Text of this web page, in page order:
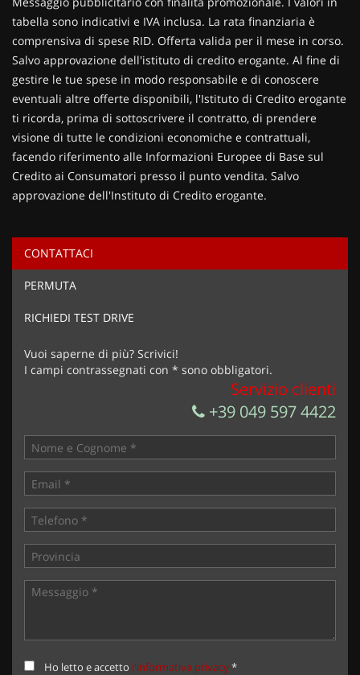
Ho letto e accettol'informativa privacy*
Acconsento al trattamento dei miei dati per finalità di
Invia la tua richiesta
tabella sono indicativi e IVA inclusa. La rata finanziaria è
comprensiva di spese RID. Offerta valida per il mese in corso.
Salvo approvazione dell'istituto di credito erogante. Al fine di
gestire le tue spese in modo responsabile e di conoscere
eventuali altre offerte disponibili, l'Istituto di Credito erogante
ti ricorda, prima di sottoscrivere il contratto, di prendere
visione di tutte le condizioni economiche e contrattuali,
facendo riferimento alle Informazioni Europee di Base sul
Credito ai Consumatori presso il punto vendita. Salvo
approvazione dell'Instituto di Credito erogante.
CONTATTACI
PERMUTA
RICHIEDI TEST DRIVE
Vuoi saperne di più? Scrivici!
I campi contrassegnati con * sono obbligatori.
Servizio clienti
+39 049 597 4422
Ho letto e accetto l'informativa privacy*